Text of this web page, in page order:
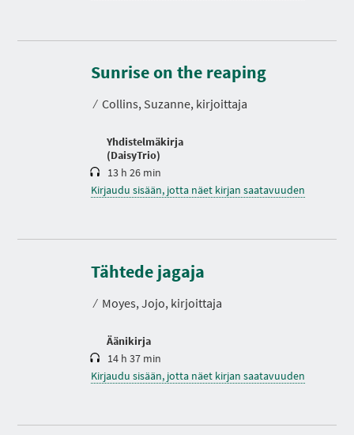
Sunrise on the reaping
⁄ Collins, Suzanne, kirjoittaja
Yhdistelmäkirja
(DaisyTrio)
e
s
o
13 h 26 min
Kirjaudu sisään, jotta näet kirjan saatavuuden
Tähtede jagaja
⁄ Moyes, Jojo, kirjoittaja
Äänikirja
K
s
t
14 h 37 min
Kirjaudu sisään, jotta näet kirjan saatavuuden